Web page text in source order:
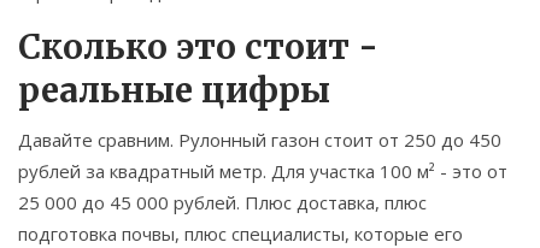
Сколько это стоит -
реальные цифры
Давайте сравним. Рулонный газон стоит от 250 до 450
рублей за квадратный метр. Для участка 100 м² - это от
25 000 до 45 000 рублей. Плюс доставка, плюс
подготовка почвы, плюс специалисты, которые его